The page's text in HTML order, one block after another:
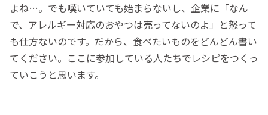
よね…。でも嘆いていても始まらないし、企業に「なん
で、アレルギー対応のおやつは売ってないのよ」と怒って
も仕方ないのです。だから、食べたいものをどんどん書い
てください。ここに参加している人たちでレシピをつくっ
ていこうと思います。